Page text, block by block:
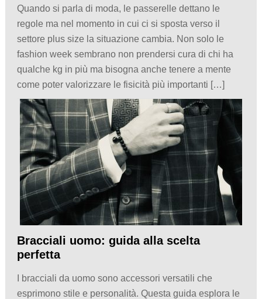
Quando si parla di moda, le passerelle dettano le
regole ma nel momento in cui ci si sposta verso il
settore plus size la situazione cambia. Non solo le
fashion week sembrano non prendersi cura di chi ha
qualche kg in più ma bisogna anche tenere a mente
come poter valorizzare le fisicità più importanti […]
Bracciali uomo: guida alla scelta
perfetta
I bracciali da uomo sono accessori versatili che
esprimono stile e personalità. Questa guida esplora le